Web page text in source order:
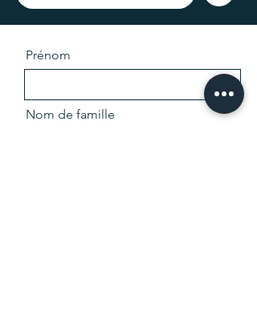
Prénom
Nom de famille